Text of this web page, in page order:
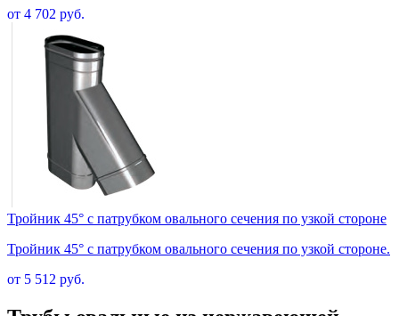
от 4 702 руб.
Тройник 45° с патрубком овального сечения по узкой стороне
Тройник 45° с патрубком овального сечения по узкой стороне.
от 5 512 руб.